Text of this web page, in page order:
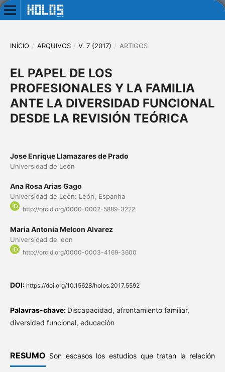
INÍCIO / ARQUIVOS / V. 7 (2017) / ARTIGOS
EL PAPEL DE LOS
PROFESIONALES Y LA FAMILIA
ANTE LA DIVERSIDAD FUNCIONAL
DESDE LA REVISIÓN TEÓRICA
Jose Enrique Llamazares de Prado
Universidad de León
Ana Rosa Arias Gago
Universidad de León: León, Espanha
http://orcid.org/0000-0002-5889-3222
Maria Antonia Melcon Alvarez
Universidad de leon
http://orcid.org/0000-0003-4169-3600
DOI: https://doi.org/10.15628/holos.2017.5592
Palavras-chave: Discapacidad, afrontamiento familiar,
diversidad funcional, educación
RESUMO Son escasos los estudios que tratan la relación